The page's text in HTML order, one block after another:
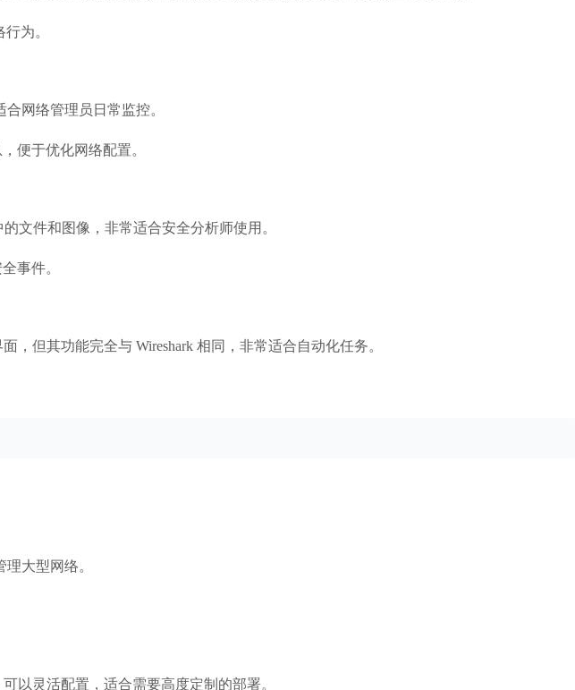
为。
网络管理员日常监控。
便于优化网络配置。
文件和图像，非常适合安全分析师使用。
事件。
，但其功能完全与 Wireshark 相同，非常适合自动化任务。
大型网络。
以灵活配置，适合需要高度定制的部署。